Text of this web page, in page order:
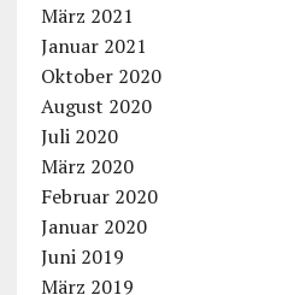
März 2021
Januar 2021
Oktober 2020
August 2020
Juli 2020
März 2020
Februar 2020
Januar 2020
Juni 2019
März 2019